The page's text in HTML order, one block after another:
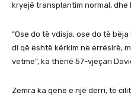
kryejë transplantim normal, dhe
“Ose do të vdisja, ose do të
di që është kërkim në errësirë,
vetme”, ka thënë 57-vjeçari
Zemra ka qenë e një derri, të